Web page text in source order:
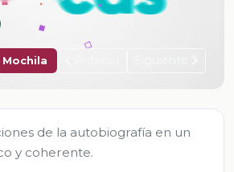
de la autobiografía en un
y coherente.